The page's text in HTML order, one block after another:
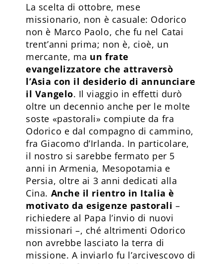
La scelta di ottobre, mese
missionario, non è casuale: Odorico
non è Marco Paolo, che fu nel Catai
trent’anni prima; non è, cioè, un
mercante, ma un frate
evangelizzatore che attraversò
l’Asia con il desiderio di annunciare
il Vangelo. Il viaggio in effetti durò
oltre un decennio anche per le molte
soste «pastorali» compiute da fra
Odorico e dal compagno di cammino,
fra Giacomo d’Irlanda. In particolare,
il nostro si sarebbe fermato per 5
anni in Armenia, Mesopotamia e
Persia, oltre ai 3 anni dedicati alla
Cina. Anche il rientro in Italia è
motivato da esigenze pastorali –
richiedere al Papa l’invio di nuovi
missionari –, ché altrimenti Odorico
non avrebbe lasciato la terra di
missione. A inviarlo fu l’arcivescovo di